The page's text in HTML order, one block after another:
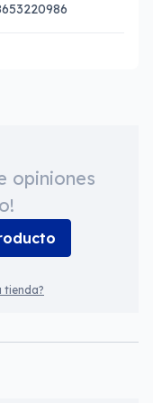
opiniones
tienda?